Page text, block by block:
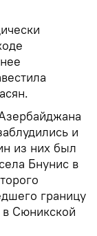
и
из них был
Бнунис в
границу
Сюникской